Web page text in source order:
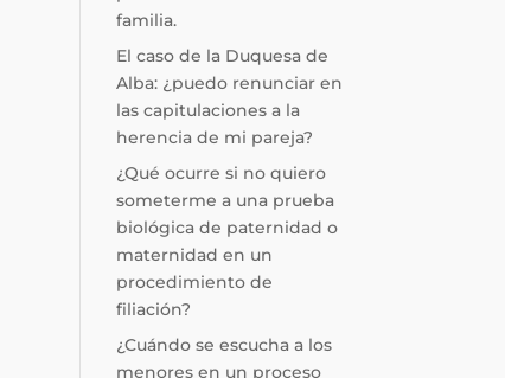
familia.
El caso de la Duquesa de
Alba: ¿puedo renunciar en
las capitulaciones a la
herencia de mi pareja?
¿Qué ocurre si no quiero
someterme a una prueba
biológica de paternidad o
maternidad en un
procedimiento de
filiación?
¿Cuándo se escucha a los
menores en un proceso